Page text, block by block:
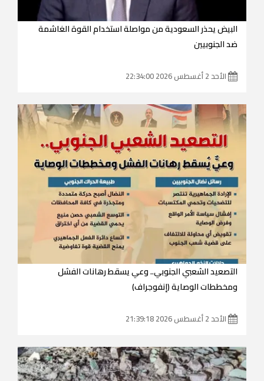
البيض يحذر السعودية من مواصلة استخدام القوة الغاشمة
ضد الجنوبيين
الأحد 2 أغسطس 2026 22:34:00
التصعيد الشعبي الجنوبي.. وعي يسقط رهانات الفشل
ومخططات الوصاية (إنفوجراف)
الأحد 2 أغسطس 2026 21:39:18